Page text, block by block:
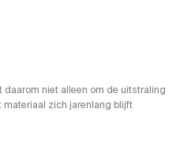
daarom niet alleen om de uitstraling
materiaal zich jarenlang blijft